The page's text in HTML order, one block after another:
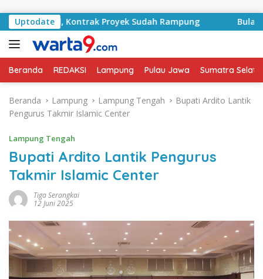
UptodateKontrak Proyek Sudah Rampung Bulan
Beranda REDAKSI Lampung Pulau Jawa Sumatra
Beranda Lampung Lampung Tengah
Bupati Ardito Lantik
Pengurus Takmir Islamic Center
Lampung Tengah
Bupati Ardito Lantik Pengurus
Takmir Islamic Center
Tiga Serangkai
12 Juni 2025